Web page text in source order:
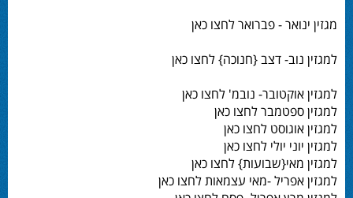
מגזין ינואר - פברואר לחצו כאן
למגזין נוב- דצב {חנוכה} לחצו כאן
למגזין אוקטובר- נובמ' לחצו כאן
למגזין ספטמבר לחצו כאן
למגזין אוגוסט לחצו כאן
למגזין יוני יולי לחצו כאן
למגזין מאי{שבועות} לחצו כאן
למגזין אפריל -מאי עצמאות לחצו כאן